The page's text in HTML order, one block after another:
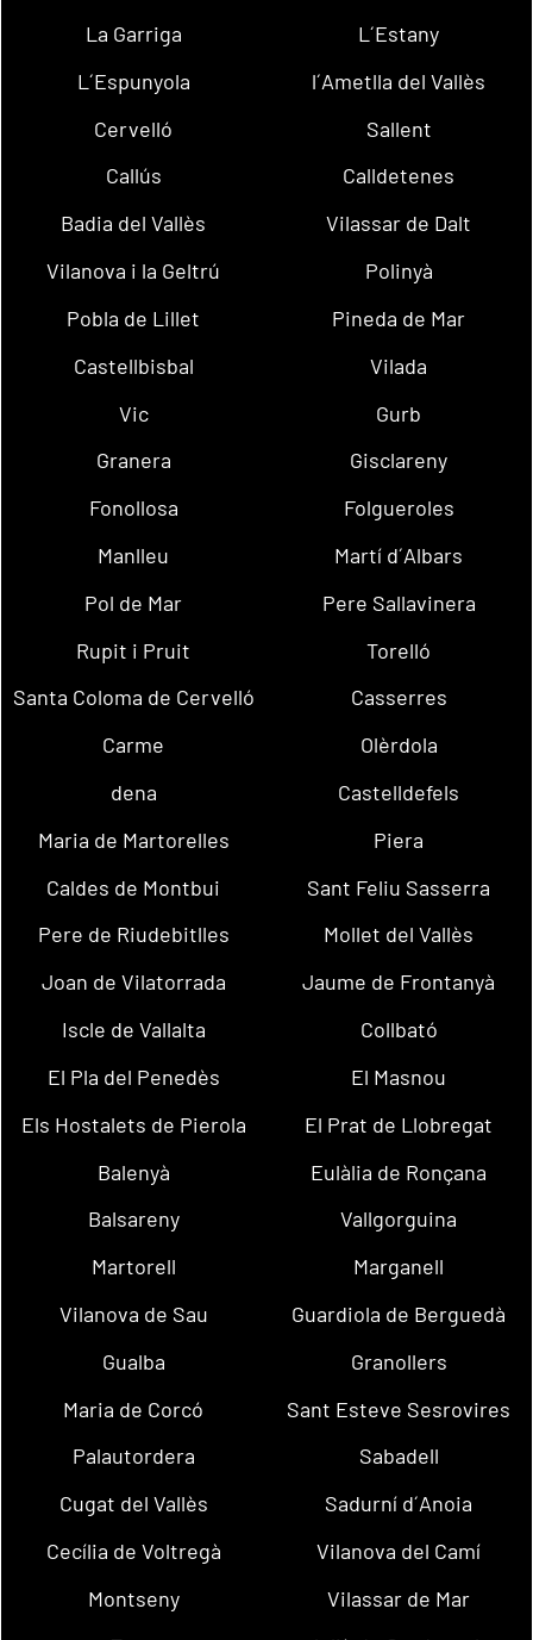
La Garriga
L´Estany
L´Espunyola
l´Ametlla del Vallès
Cervelló
Sallent
Callús
Calldetenes
Badia del Vallès
Vilassar de Dalt
Vilanova i la Geltrú
Polinyà
Pobla de Lillet
Pineda de Mar
Castellbisbal
Vilada
Vic
Gurb
Granera
Gisclareny
Fonollosa
Folgueroles
Manlleu
Martí d´Albars
Pol de Mar
Pere Sallavinera
Rupit i Pruit
Torelló
Santa Coloma de Cervelló
Casserres
Carme
Olèrdola
dena
Castelldefels
Maria de Martorelles
Piera
Caldes de Montbui
Sant Feliu Sasserra
Pere de Riudebitlles
Mollet del Vallès
Joan de Vilatorrada
Jaume de Frontanyà
Iscle de Vallalta
Collbató
El Pla del Penedès
El Masnou
Els Hostalets de Pierola
El Prat de Llobregat
Balenyà
Eulàlia de Ronçana
Balsareny
Vallgorguina
Martorell
Marganell
Vilanova de Sau
Guardiola de Berguedà
Gualba
Granollers
Maria de Corcó
Sant Esteve Sesrovires
Palautordera
Sabadell
Cugat del Vallès
Sadurní d´Anoia
Cecília de Voltregà
Vilanova del Camí
Montseny
Vilassar de Mar